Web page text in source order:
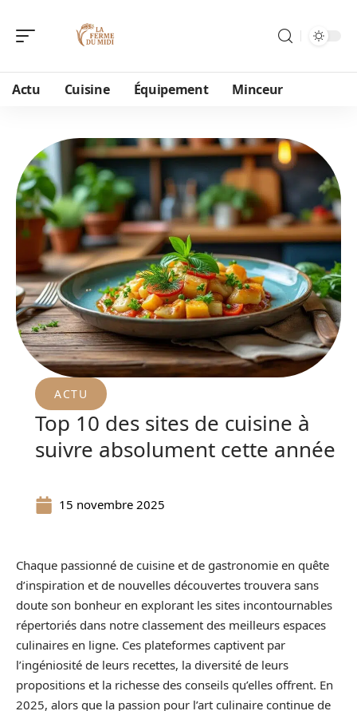
Actu Cuisine Équipement Minceur
ACTU
Top 10 des sites de cuisine à
suivre absolument cette année
15 novembre 2025
Chaque passionné de cuisine et de gastronomie en quête
d’inspiration et de nouvelles découvertes trouvera sans
doute son bonheur en explorant les sites incontournables
répertoriés dans notre classement des meilleurs espaces
culinaires en ligne. Ces plateformes captivent par
l’ingéniosité de leurs recettes, la diversité de leurs
propositions et la richesse des conseils qu’elles offrent. En
2025, alors que la passion pour l’art culinaire continue de